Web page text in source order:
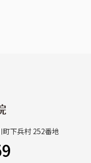
下兵村 252番地